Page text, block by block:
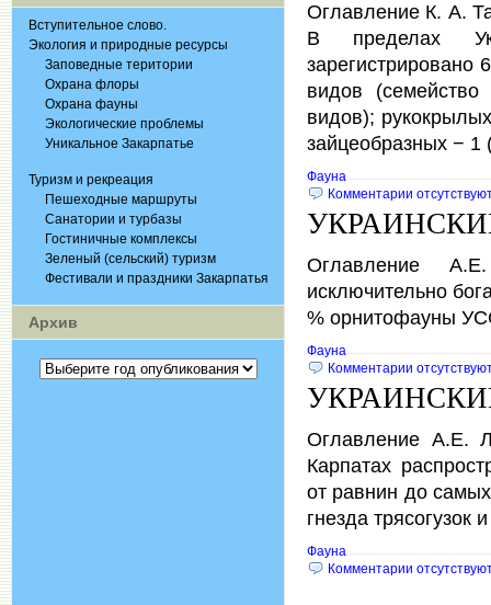
Вступительное слово.
Экология и природные ресурсы
Заповедные територии
Охрана флоры
Охрана фауны
Экологические проблемы
Уникальное Закарпатье
Туризм и рекреация
Пешеходные маршруты
Санатории и турбазы
Гостиничные комплексы
Зеленый (сельский) туризм
Фестивали и праздники Закарпатья
Архив
Оглавление К. А.
В пределах
видов
видов);
зайцеобразных −
Фауна
Комментарии
Оглавление
исключительно
% орнитофауны
Фауна
Комментарии
Оглавление А.Е.
Карпатах
от равнин до
гнезда трясогузок
Фауна
Комментарии